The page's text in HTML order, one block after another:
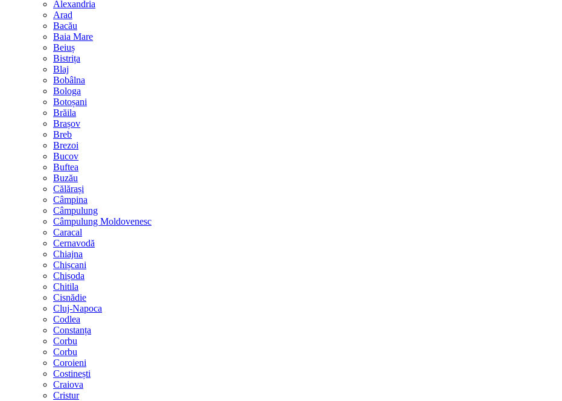
Alexandria
Arad
Bacău
Baia Mare
Beiuș
Bistrița
Blaj
Bobâlna
Bologa
Botoșani
Brăila
Brașov
Breb
Brezoi
Bucov
Buftea
Buzău
Călărași
Câmpina
Câmpulung
Câmpulung Moldovenesc
Caracal
Cernavodă
Chiajna
Chișcani
Chișoda
Chitila
Cisnădie
Cluj-Napoca
Codlea
Constanța
Corbu
Corbu
Coroieni
Costinești
Craiova
Cristur